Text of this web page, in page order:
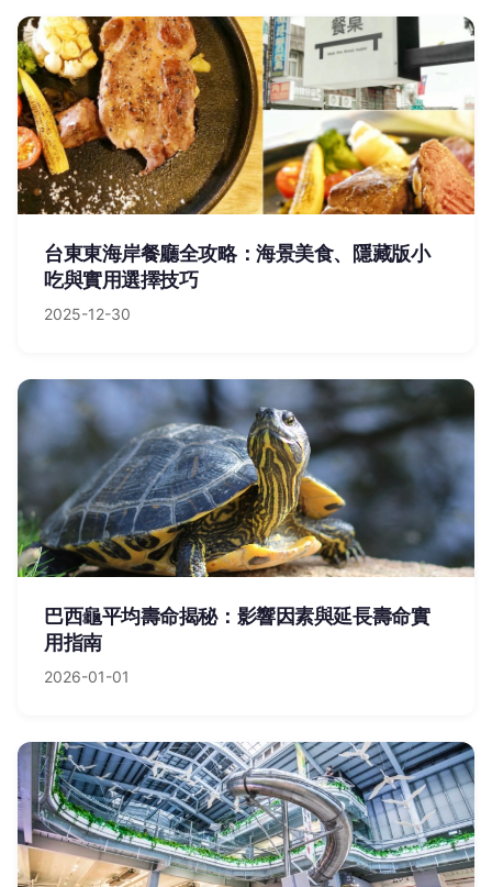
台東東海岸餐廳全攻略：海景美食、隱藏版小
吃與實用選擇技巧
2025-12-30
巴西龜平均壽命揭秘：影響因素與延長壽命實
用指南
2026-01-01